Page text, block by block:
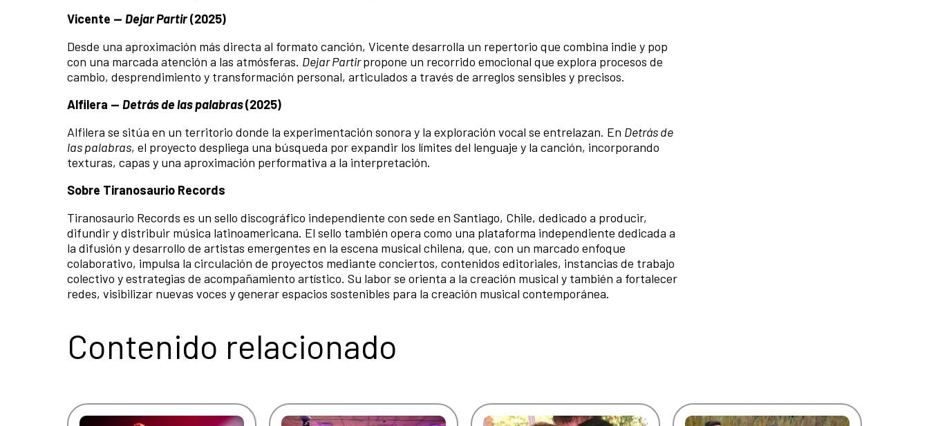
Vicente — Dejar Partir(2025)
Desde una aproximación más directa al formato canción, Vicente desarrolla un repertorio que combina indie y pop
con una marcada atención a las atmósferas. Dejar Partirpropone un recorrido emocional que explora procesos de
cambio, desprendimiento y transformación personal, articulados a través de arreglos sensibles y precisos.
Alfilera — Detrás de las palabras(2025)
Alfilera se sitúa en un territorio donde la experimentación sonora y la exploración vocal se entrelazan. En Detrás de
las palabras, el proyecto despliega una búsqueda por expandir los límites del lenguaje y la canción, incorporando
texturas, capas y una aproximación performativa a la interpretación.
Sobre Tiranosaurio Records
Tiranosaurio Records es un sello discográfico independiente con sede en Santiago, Chile, dedicado a producir,
difundir y distribuir música latinoamericana. El sello también opera como una plataforma independiente dedicada a
la difusión y desarrollo de artistas emergentes en la escena musical chilena, que, con un marcado enfoque
colaborativo, impulsa la circulación de proyectos mediante conciertos, contenidos editoriales, instancias de trabajo
colectivo y estrategias de acompañamiento artístico. Su labor se orienta a la creación musical y también a fortalecer
redes, visibilizar nuevas voces y generar espacios sostenibles para la creación musical contemporánea.
Contenido relacionado